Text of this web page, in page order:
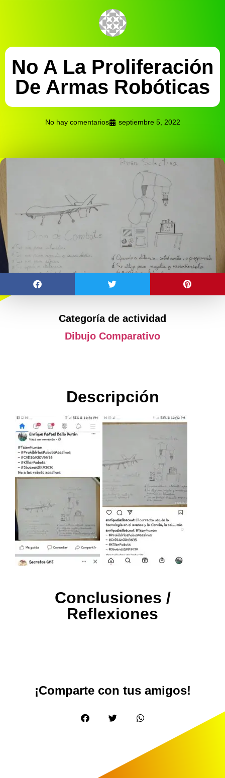
No A La Proliferación
De Armas Robóticas
No hay comentarios septiembre 5, 2022
Categoría de actividad
Dibujo Comparativo
Descripción
Conclusiones /
Reflexiones
¡Comparte con tus amigos!